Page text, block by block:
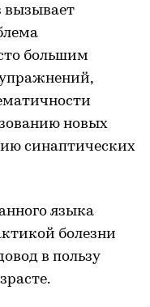
вызывает
большим
новых
синаптических
языка
болезни
в пользу